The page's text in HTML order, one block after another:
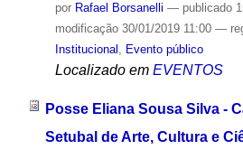
por Rafael Borsanelli — publicado
modificação30/01/2019 11:00 —
Institucional
Evento público
Localizado em EVENTOS
Posse Eliana Sousa Silva -
Setubal de Arte, Cultura e